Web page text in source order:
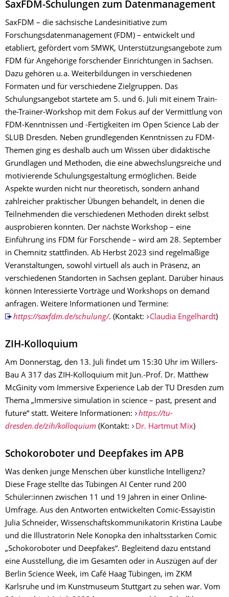
SaxFDM-Schulungen zum Datenmanagement
SaxFDM – die sächsische Landesinitiative zum
Forschungsdatenmanagement (FDM) – entwickelt und
etabliert, gefördert vom SMWK, Unterstützungsangebote zum
FDM für Angehörige forschender Einrichtungen in Sachsen.
Dazu gehören u. a. Weiterbildungen in verschiedenen
Formaten und für verschiedene Zielgruppen. Das
Schulungsangebot startete am 5. und 6. Juli mit einem Train-
the-­Trainer-Workshop mit dem Fokus auf der Vermittlung von
FDM-Kenntnissen und -Fertigkeiten im Open Science Lab der
SLUB Dresden. Neben grundlegenden Kenntnissen zu FDM-
Themen ging es deshalb auch um Wissen über didaktische
Grundlagen und Methoden, die eine abwechslungsreiche und
motivierende Schulungsgestaltung ermöglichen. Beide
Aspekte wurden nicht nur theoretisch, sondern anhand
zahlreicher praktischer Übungen behandelt, in denen die
Teilnehmenden die verschiedenen Methoden direkt selbst
ausprobieren konnten. Der nächste Workshop – eine
Einführung ins FDM für Forschende – wird am 28. September
in Chemnitz stattfinden. Ab Herbst 2023 sind regelmäßige
Veranstaltungen, sowohl virtuell als auch in Präsenz, an
verschiedenen Standorten in Sachsen geplant. Darüber hinaus
können Interessierte Vorträge und Workshops on demand
anfragen. Weitere Informationen und Termine:
https://saxfdm.de/schulung/. (Kontakt: Claudia Engelhardt)
ZIH-Kolloquium
Am Donnerstag, den 13. Juli findet um 15:30 Uhr im Willers-
Bau A 317 das ZIH-Kolloquium mit Jun.-Prof. Dr. Matthew
McGinity vom Immersive Experience Lab der TU Dresden zum
Thema „Immersive simulation in science – past, present and
future“ statt. Weitere Informationen:
https://tu-
dresden.de/zih/kolloquium (Kontakt: Dr. Hartmut Mix)
Schokoroboter und Deepfakes im APB
Was denken junge Menschen über künstliche Intelligenz?
Diese Frage stellte das Tübingen AI Center rund 200
Schüler:innen zwischen 11 und 19 Jahren in einer Online-
Umfrage. Aus den Antworten entwickelten Comic-Essayistin
Julia Schneider, Wissenschaftskommunikatorin Kristina Laube
und die Illustratorin Nele Konopka den inhaltsstarken Comic
„Schokoroboter und Deepfakes“. Begleitend dazu entstand
eine Ausstellung, die im Gesamten oder in Auszügen auf der
Berlin Science Week, im Café Haag Tübingen, im ZKM
Karlsruhe und im Kunstmuseum Stuttgart zu sehen war. Vom